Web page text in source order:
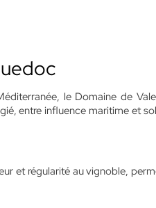
le Domaine de
entre influence maritime et
et régularité au vignoble,